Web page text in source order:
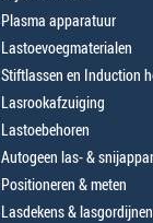
Plasma apparatuur
Lastoevoegmaterialen
Stiftlassen en Induction
Lasrookafzuiging
Lastoebehoren
Autogeen las- &
Positioneren & meten
Lasdekens & lasgordijnen